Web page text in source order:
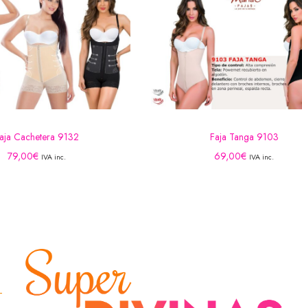
Cachetera 9132
79,00€ IVA inc.
Faja Tanga 9103
69,00€ IVA inc.